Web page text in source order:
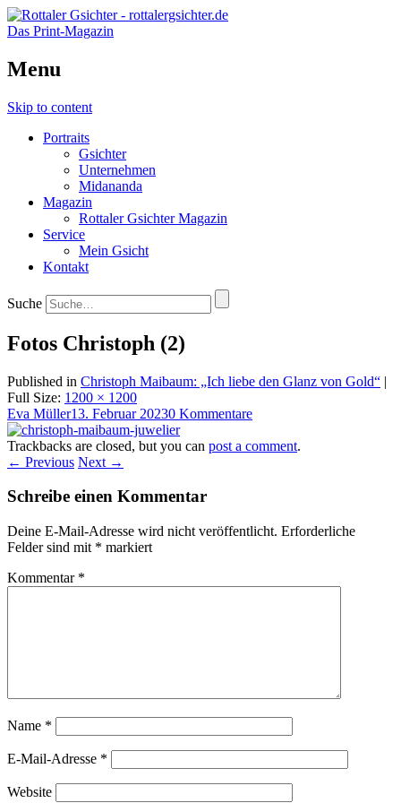
Das Print-Magazin
Menu
Skip to content
Portraits
Gsichter
Unternehmen
Midananda
Magazin
Rottaler Gsichter Magazin
Service
Mein Gsicht
Kontakt
Suche
Fotos Christoph (2)
Published in Christoph Maibaum: „Ich liebe den Glanz von Gold“ |
Full Size: 1200 × 1200
Eva Müller13. Februar 20230 Kommentare
Trackbacks are closed, but you can post a comment.
← Previous Next →
Schreibe einen Kommentar
Deine E-Mail-Adresse wird nicht veröffentlicht. Erforderliche
Felder sind mit * markiert
Kommentar *
Name *
E-Mail-Adresse *
Website